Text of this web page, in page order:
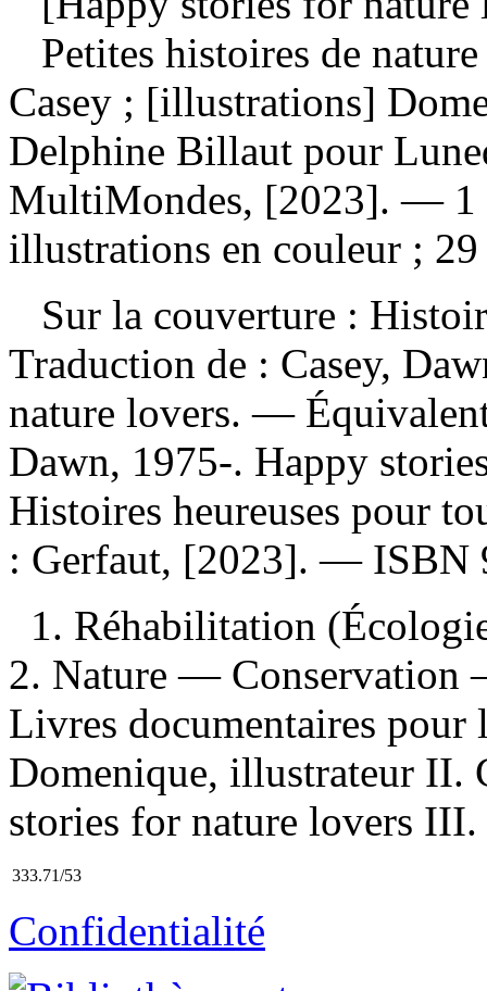
Petites histoires de
Casey ; [illustrations]
Delphine Billaut pour
MultiMondes, [2023]. — 1
illustrations en couleur ;
Sur la couverture :
Traduction de : Casey,
nature lovers. —
Dawn, 1975-. Happy
Histoires heureuses pour
: Gerfaut, [2023]. — ISBN
1. Réhabilitation
2. Nature — Conservation
Livres documentaires pour
Domenique, illustrateur II.
stories for nature lovers
333.71/53
Confidentialité